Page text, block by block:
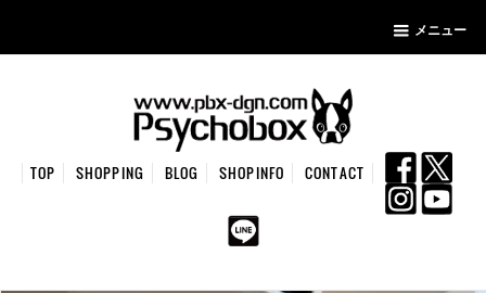
メニュー
TOP SHOPPING BLOG SHOPINFO CONTACT